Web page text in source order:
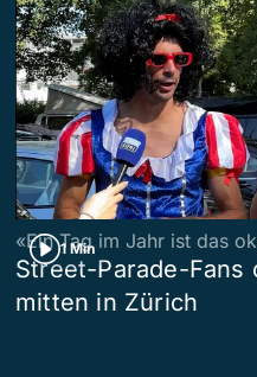
1 Min
«Ein Tag im Jahr ist das
Street-Parade-Fans
mitten in Zürich